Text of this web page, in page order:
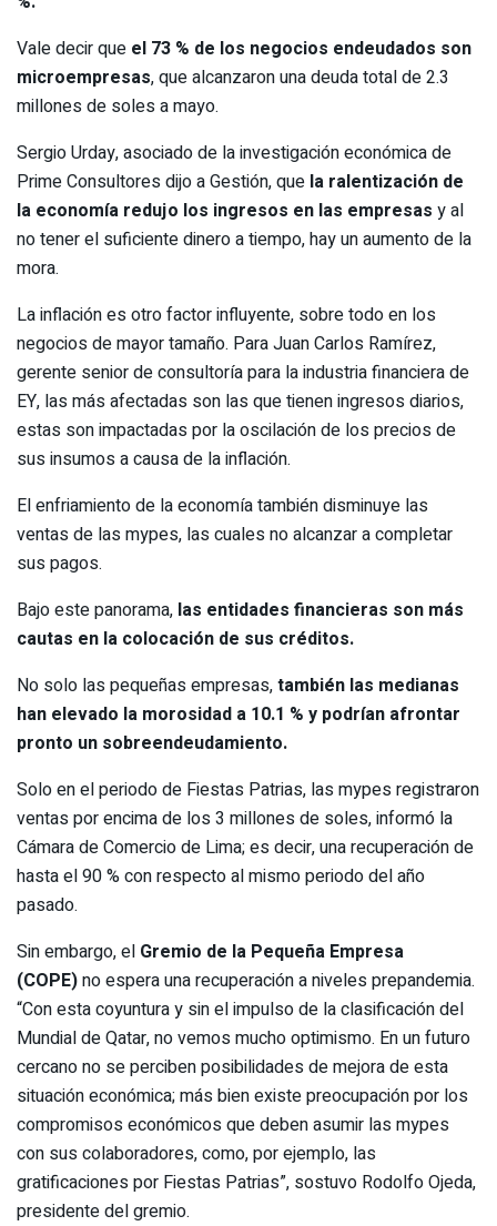
Vale decir que el 73 % de los negocios endeudados son
microempresas, que alcanzaron una deuda total de 2.3
millones de soles a mayo.
Sergio Urday, asociado de la investigación económica de
Prime Consultores dijo a Gestión, que la ralentización de
la economía redujo los ingresos en las empresas y al
no tener el suficiente dinero a tiempo, hay un aumento de la
mora.
La inflación es otro factor influyente, sobre todo en los
negocios de mayor tamaño. Para Juan Carlos Ramírez,
gerente senior de consultoría para la industria financiera de
EY, las más afectadas son las que tienen ingresos diarios,
estas son impactadas por la oscilación de los precios de
sus insumos a causa de la inflación.
El enfriamiento de la economía también disminuye las
ventas de las mypes, las cuales no alcanzar a completar
sus pagos.
Bajo este panorama, las entidades financieras son más
cautas en la colocación de sus créditos.
No solo las pequeñas empresas,también las medianas
han elevado la morosidad a 10.1 % y podrían afrontar
pronto un sobreendeudamiento.
Solo en el periodo de Fiestas Patrias, las mypes registraron
ventas por encima de los 3 millones de soles, informó la
Cámara de Comercio de Lima; es decir, una recuperación de
hasta el 90 % con respecto al mismo periodo del año
pasado.
Sin embargo, el Gremio de la Pequeña Empresa
(COPE)no espera una recuperación a niveles prepandemia.
“Con esta coyuntura y sin el impulso de la clasificación del
Mundial de Qatar, no vemos mucho optimismo. En un futuro
cercano no se perciben posibilidades de mejora de esta
situación económica; más bien existe preocupación por los
compromisos económicos que deben asumir las mypes
con sus colaboradores, como, por ejemplo, las
gratificaciones por Fiestas Patrias”, sostuvo Rodolfo Ojeda,
presidente del gremio.